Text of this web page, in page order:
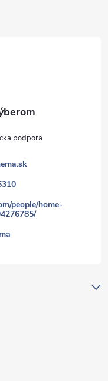
people/home-